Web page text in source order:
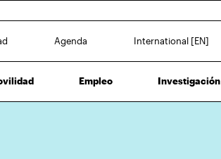
Agenda International [EN]
Empleo Investigación